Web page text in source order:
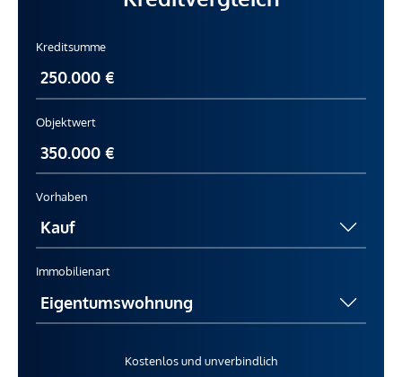
Kreditsumme
Objektwert
Vorhaben
Immobilienart
Kostenlos und unverbindlich